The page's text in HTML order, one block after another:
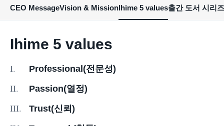
CEO MessageVision & MissionIhime 5 values출간 도서 시리즈
Ihime 5 values
I. Professional(전문성)
II. Passion(열정)
III. Trust(신뢰)